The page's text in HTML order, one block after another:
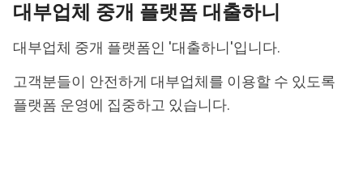
대부업체 중개 플랫폼 대출하니
대부업체 중개 플랫폼인 '대출하니'입니다.
고객분들이 안전하게 대부업체를 이용할 수 있도록
플랫폼 운영에 집중하고 있습니다.